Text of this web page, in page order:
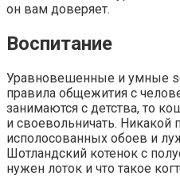
он вам доверяет.
Воспитание
Уравновешенные и умные
правила общежития с
занимаются с детства, то
и своевольничать. Никакой
исполосованных обоев и
Шотландский котенок с
нужен лоток и что такое